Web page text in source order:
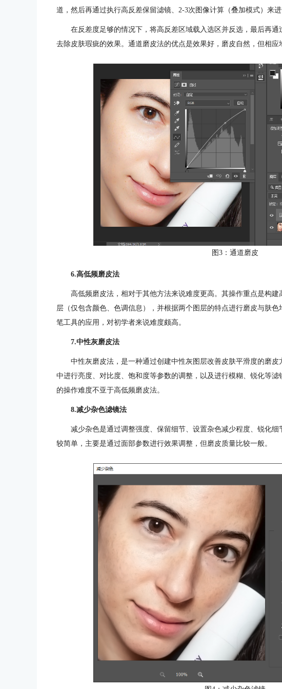
道，然后再通过执行高反差保留滤镜、2-3次图像计算（叠加模式）来进
在反差度足够的情况下，将高反差区域载入选区并反选，最后再
去除皮肤瑕疵的效果。通道磨皮法的优点是效果好，磨皮自然，但相应
图3：通道磨皮
6.高低频磨皮法
高低频磨皮法，相对于其他方法来说难度更高。其操作重点是构
层（仅包含颜色、色调信息），并根据两个图层的特点进行磨皮与肤
笔工具的应用，对初学者来说难度颇高。
7.中性灰磨皮法
中性灰磨皮法，是一种通过创建中性灰图层改善皮肤平滑度的磨
中进行亮度、对比度、饱和度等参数的调整，以及进行模糊、锐化等
的操作难度不亚于高低频磨皮法。
8.减少杂色滤镜法
减少杂色是通过调整强度、保留细节、设置杂色减少程度、锐化
较简单，主要是通过面部参数进行效果调整，但磨皮质量比较一般。